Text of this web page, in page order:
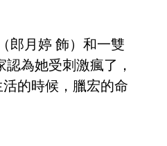
郎月婷 飾）和一雙
為她受刺激瘋了，
的時候，臘宏的命